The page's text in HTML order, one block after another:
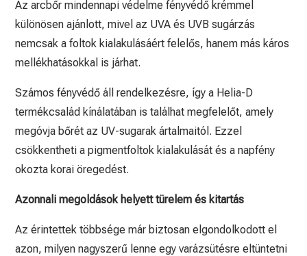
Az arcbőr mindennapi védelme fényvédő krémmel
különösen ajánlott, mivel az UVA és UVB sugárzás
nemcsak a foltok kialakulásáért felelős, hanem más káros
mellékhatásokkal is járhat.
Számos fényvédő áll rendelkezésre, így a Helia-D
termékcsalád kínálatában is találhat megfelelőt, amely
megóvja bőrét az UV-sugarak ártalmaitól. Ezzel
csökkentheti a pigmentfoltok kialakulását és a napfény
okozta korai öregedést.
Azonnali megoldások helyett türelem és kitartás
Az érintettek többsége már biztosan elgondolkodott el
azon, milyen nagyszerű lenne egy varázsütésre eltüntetni